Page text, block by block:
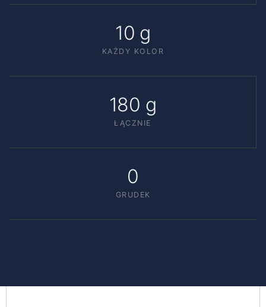
10 g
KAŻDY KOLOR
180 g
ŁĄCZNIE
0
GRUDEK